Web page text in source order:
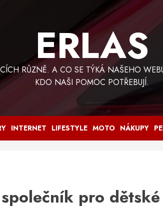
ERLAS
RŮZNĚ. A CO SE TÝKÁ NAŠEHO
KDO NAŠI POMOC POTŘEBUJÍ.
INTERNET LIFESTYLE MOTO NÁKUPY
pro